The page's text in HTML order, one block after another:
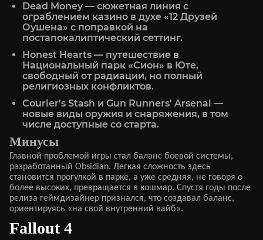
Dead Money — сюжетная линия с
ограблением казино в духе «12 Друзей
Оушена» с поправкой на
постапокалиптический сеттинг.
Honest Hearts — путешествие в
Национальный парк «Сион» в Юте,
свободный от радиации, но полный
религиозных конфликтов.
Courier's Stash и Gun Runners' Arsenal —
новые виды оружия и снаряжения, в том
числе доступные со старта.
Минусы
Главной проблемой игры стал баланс боевой системы,
разработанный Obsidian. Легкая сложность здесь
становится прогулкой в парке, а уже средняя, не говоря о
более высоких, превращается в кошмар. Спустя годы после
релиза геймдизайнер признался, что создавал баланс,
ориентируясь «на свой внутренний вайб».
Fallout 4